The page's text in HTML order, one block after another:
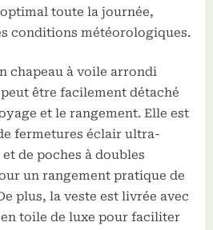
toute la journée,
conditions météorologiques.
chapeau à voile arrondi
être facilement détaché
et le rangement. Elle est
fermetures éclair ultra-
de poches à doubles
un rangement pratique de
plus, la veste est livrée avec
toile de luxe pour faciliter